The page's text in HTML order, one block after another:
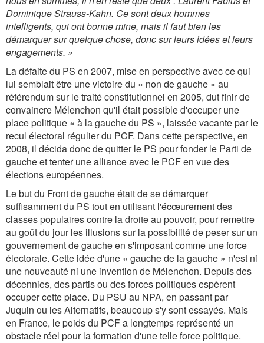
Dominique Strauss-Kahn. Ce sont deux hommes
intelligents, qui ont bonne mine, mais il faut bien les
démarquer sur quelque chose, donc sur leurs idées et leurs
engagements. »
La défaite du PS en 2007, mise en perspective avec ce qui
lui semblait être une victoire du « non de gauche » au
référendum sur le traité constitutionnel en 2005, dut finir de
convaincre Mélenchon qu'il était possible d'occuper une
place politique « à la gauche du PS », laissée vacante par le
recul électoral régulier du PCF. Dans cette perspective, en
2008, il décida donc de quitter le PS pour fonder le Parti de
gauche et tenter une alliance avec le PCF en vue des
élections européennes.
Le but du Front de gauche était de se démarquer
suffisamment du PS tout en utilisant l'écœurement des
classes populaires contre la droite au pouvoir, pour remettre
au goût du jour les illusions sur la possibilité de peser sur un
gouvernement de gauche en s'imposant comme une force
électorale. Cette idée d'une « gauche de la gauche » n'est ni
une nouveauté ni une invention de Mélenchon. Depuis des
décennies, des partis ou des forces politiques espèrent
occuper cette place. Du PSU au NPA, en passant par
Juquin ou les Alternatifs, beaucoup s'y sont essayés. Mais
en France, le poids du PCF a longtemps représenté un
obstacle réel pour la formation d'une telle force politique.